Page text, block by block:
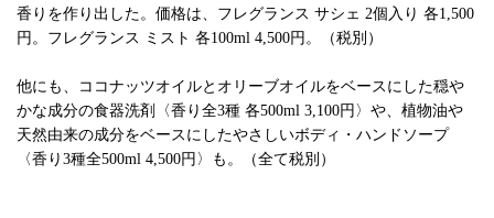
香りを作り出した。価格は、フレグランス サシェ 2個入り 各1,500
円。フレグランス ミスト 各100ml 4,500円。（税別）
他にも、ココナッツオイルとオリーブオイルをベースにした穏や
かな成分の食器洗剤〈香り全3種 各500ml 3,100円〉や、植物油や
天然由来の成分をベースにしたやさしいボディ・ハンドソープ
〈香り3種全500ml 4,500円〉も。（全て税別）